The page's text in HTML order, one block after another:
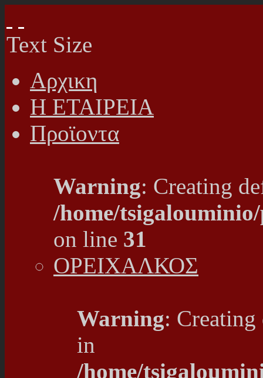
Text Size
Αρχικη
Η ΕΤΑΙΡΕΙΑ
Προϊοντα
Warning: Creating
/home/
on line 31
ΟΡΕΙΧΑΛΚΟΣ
Warning:
in
/home/